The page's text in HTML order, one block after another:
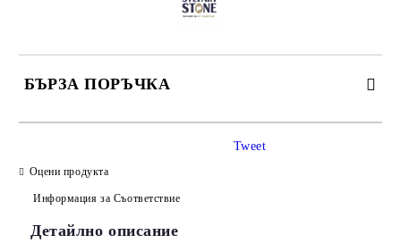
БЪРЗА ПОРЪЧКА
Tweet
Оцени продукта
Информация за Съответствие
Детайлно описание